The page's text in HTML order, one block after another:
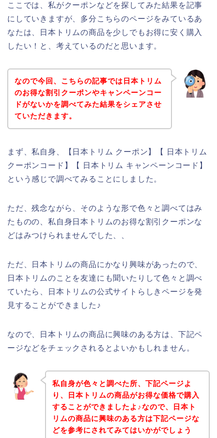
ここでは、私がクーポンなどを探してみた結果を記事
にしていきますが、多分こちらのページをみているあ
なたは、日本トリムの商品を少しでもお得に安く購入
したい！と、考えているのだと思います。
なので今回、こちらの記事では日本トリム
のお得な割引クーポンやキャンペーンコー
ドがないかを調べてみた結果をシェアさせ
ていただきます。
まず、私自身、【日本トリム クーポン】【 日本トリム
クーポンコード】【 日本トリム キャンペーンコード】
という感じで調べてみることにしました。
ただ、残念ながら、そのような形で色々と調べてはみ
たものの、私自身日本トリムのお得な割引クーポンな
どはみつけられませんでした、、
ただ、日本トリムの商品にかなり興味があったので、
日本トリムのことを友達にも聞いたりして色々と調べ
ていたら、日本トリムの公式サイトらしきページを発
見することができました♪
なので、日本トリムの商品に興味のある方は、下記ペ
ージなどをチェックされるとよいかもしれません。
私自身が色々と調べた所、下記ページよ
り、日本トリムの商品がお得な価格で購入
することができましたよ♪なので、日本ト
リムの商品に興味のある方は下記ページな
どを参考にされてみてはいかがでしょう